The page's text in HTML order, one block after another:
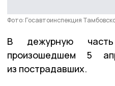
Фото: Госавтоинспекция
В дежурную
произошедшем 5
из пострадавших.